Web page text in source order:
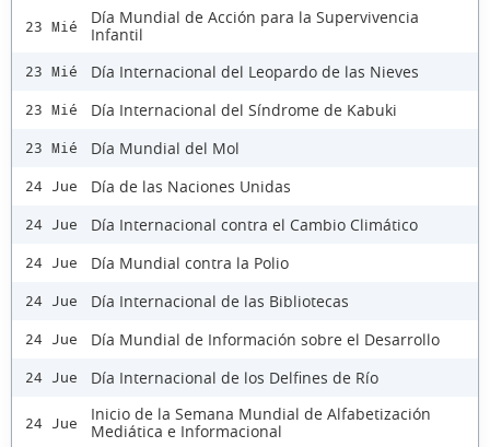
23 Mié
Día Mundial de Acción para la Supervivencia
Infantil
23 Mié Día Internacional del Leopardo de las Nieves
23 Mié Día Internacional del Síndrome de Kabuki
23 Mié Día Mundial del Mol
24 Jue Día de las Naciones Unidas
24 Jue Día Internacional contra el Cambio Climático
24 Jue Día Mundial contra la Polio
24 Jue Día Internacional de las Bibliotecas
24 Jue Día Mundial de Información sobre el Desarrollo
24 Jue Día Internacional de los Delfines de Río
24 Jue
Inicio de la Semana Mundial de Alfabetización
Mediática e Informacional